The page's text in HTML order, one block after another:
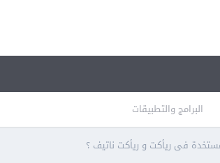
البرامج والتطبيقات